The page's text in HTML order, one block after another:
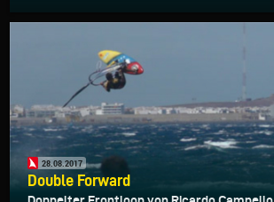
28.08.2017
Double Forward